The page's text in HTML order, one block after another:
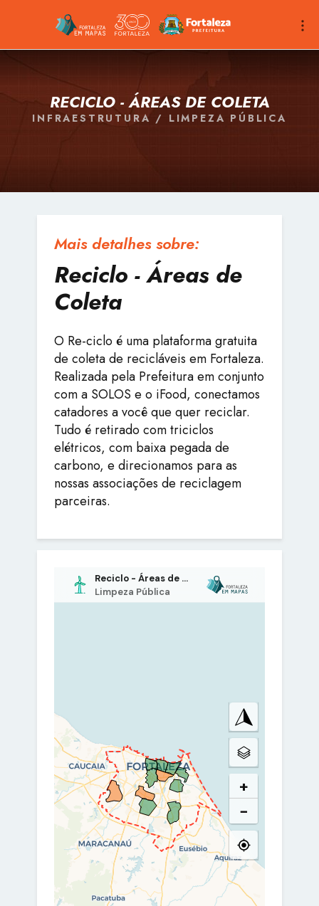
RECICLO - ÁREAS DE COLETA
INFRAESTRUTURA / LIMPEZA PÚBLICA
Mais detalhes sobre:
Reciclo - Áreas de
Coleta
O Re-ciclo é uma plataforma gratuita
de coleta de recicláveis em Fortaleza.
Realizada pela Prefeitura em conjunto
com a SOLOS e o iFood, conectamos
catadores a você que quer reciclar.
Tudo é retirado com triciclos
elétricos, com baixa pegada de
carbono, e direcionamos para as
nossas associações de reciclagem
parceiras.